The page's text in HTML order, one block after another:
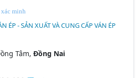
minh
ÉP - SẢN XUẤT VÀ CUNG CẤP VÁN ÉP
Tâm,Đồng Nai